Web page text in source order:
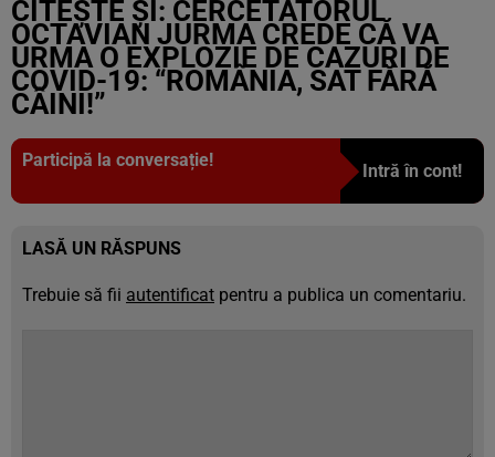
CITEȘTE ȘI: CERCETĂTORUL
OCTAVIAN JURMA CREDE CĂ VA
URMA O EXPLOZIE DE CAZURI DE
COVID-19: “ROMÂNIA, SAT FĂRĂ
CÂINI!”
Participă la conversație!
Intră în cont!
LASĂ UN RĂSPUNS
Trebuie să fii autentificat pentru a publica un comentariu.